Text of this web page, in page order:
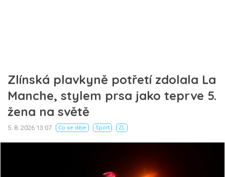
Zlínská plavkyně potřetí zdolala La
Manche, stylem prsa jako teprve 5.
žena na světě
5. 8. 2026 13:07 Co se děje Sport ZL